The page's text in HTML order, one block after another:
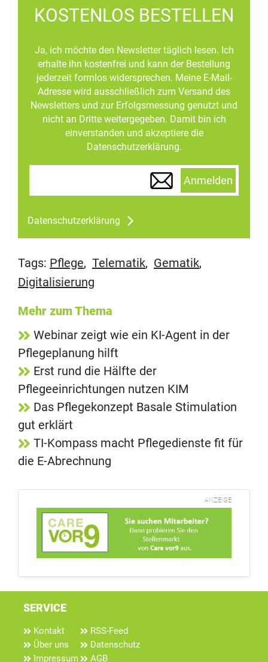
KOSTENLOS BESTELLEN
Ja, ich möchte den Newsletter täglich lesen. Ich
erhalte ihn kostenfrei und kann der Bestellung
jederzeit formlos widersprechen. Meine E-Mail-
Adresse wird ausschließlich zum Versand des
Newsletters und zur Erfolgsmessung genutzt und
nicht an Dritte weitergegeben. Damit bin ich
einverstanden und akzeptiere die
Datenschutzerklärung.
Anmelden
Datenschutzerklärung
Tags: Pflege, Telematik, Gematik,
Digitalisierung
Mehr zum Thema
Webinar zeigt wie ein KI-Agent in der
Pflegeplanung hilft
Erst rund die Hälfte der
Pflegeeinrichtungen nutzen KIM
Das Pflegekonzept Basale Stimulation
gut erklärt
TI-Kompass macht Pflegedienste fit für
die E-Abrechnung
ANZEIGE
SERVICE
Kontakt
Über uns
Impressum
RSS-Feed
Datenschutz
AGB